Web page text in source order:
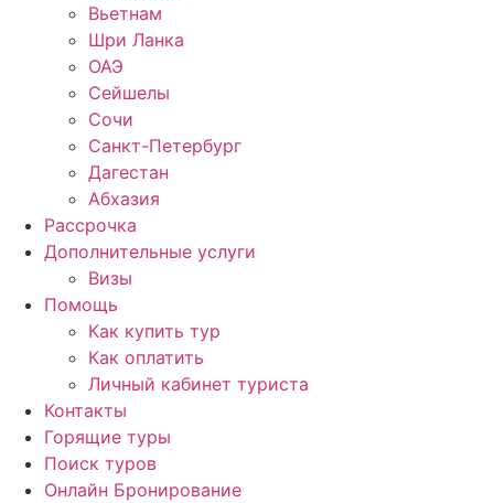
Вьетнам
Шри Ланка
ОАЭ
Сейшелы
Сочи
Санкт-Петербург
Дагестан
Абхазия
Рассрочка
Дополнительные услуги
Визы
Помощь
Как купить тур
Как оплатить
Личный кабинет туриста
Контакты
Горящие туры
Поиск туров
Онлайн Бронирование